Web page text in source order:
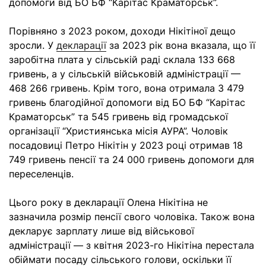
допомоги від БО БФ “Карітас Краматорськ”.
Порівняно з 2023 роком, доходи Нікітіної дещо
зросли. У деклараціїза 2023 рік вона вказала, що її
заробітна плата у сільській раді склала 133 668
гривень, а у сільській військовій адміністрації —
468 266 гривень. Крім того, вона отримала 3 479
гривень благодійної допомоги від БО БФ “Карітас
Краматорськ” та 545 гривень від громадської
організації “Християнська місія АУРА”. Чоловік
посадовиці Петро Нікітін у 2023 році отримав 18
749 гривень пенсії та 24 000 гривень допомоги для
переселенців.
Цього року в декларації Олена Нікітіна не
зазначила розмір пенсії свого чоловіка. Також вона
декларує зарплату лише від військової
адміністрації — з квітня 2023-го Нікітіна перестала
обіймати посаду сільського голови, оскільки її